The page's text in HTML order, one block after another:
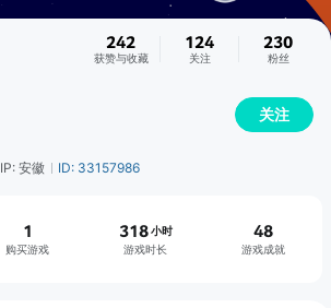
242
获赞与收藏
124
关注
230
粉丝
关注
IP: 安徽 ID: 33157986
1
购买游戏
318 小时
游戏时长
48
游戏成就